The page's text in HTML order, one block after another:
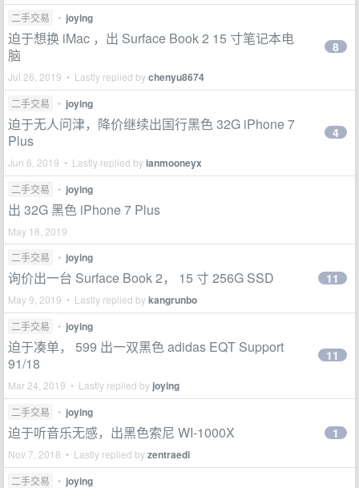
二手交易 • joying
迫于想换 iMac ，出 Surface Book 2 15 寸笔记本电
脑
Jul 26, 2019 • Lastly replied bychenyu8674
8
二手交易 • joying
迫于无人问津，降价继续出国行黑色 32G iPhone 7
Plus
Jun 6, 2019 • Lastly replied byianmooneyx
4
二手交易 • joying
出 32G 黑色 iPhone 7 Plus
May 18, 2019
二手交易
• joying
询价出一台 Surface Book 2， 15 寸 256G SSD
May 9, 2019 • Lastly replied bykangrunbo
11
二手交易 • joying
迫于凑单， 599 出一双黑色 adidas EQT Support
91/18
Mar 24, 2019 • Lastly replied by joying
11
二手交易 • joying
迫于听音乐无感，出黑色索尼 WI-1000X
Nov 7, 2018 • Lastly replied byzentraedi
1
二手交易 • joying